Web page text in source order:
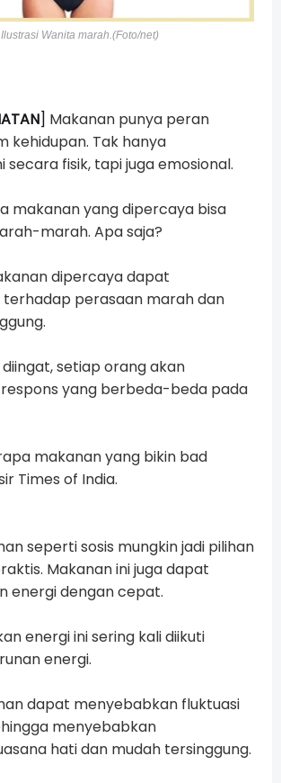
Ilustrasi Wanita marah.(Foto/net)
] Makanan punya peran
kehidupan. Tak hanya
secara fisik, tapi juga emosional.
makanan yang dipercaya bisa
marah. Apa saja?
dipercaya dapat
perasaan marah dan
setiap orang akan
yang berbeda-beda pada
makanan yang bikin bad
Times of India.
seperti sosis mungkin jadi pilihan
Makanan ini juga dapat
energi dengan cepat.
energi ini sering kali diikuti
energi.
dapat menyebabkan fluktuasi
menyebabkan
hati dan mudah tersinggung.